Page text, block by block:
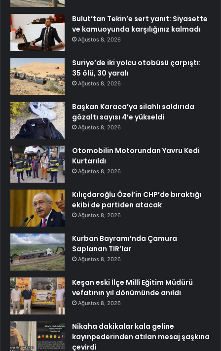
Bulut’tan Tekin’e sert yanıt: Siyasette
ve kamuoyunda karşılığınız kalmadı
Ağustos 8, 2026
Suriye’de iki yolcu otobüsü çarpıştı:
35 ölü, 30 yaralı
Ağustos 8, 2026
Başkan Karaca’ya silahlı saldırıda
gözaltı sayısı 4’e yükseldi
Ağustos 8, 2026
Otomobilin Motorundan Yavru Kedi
Kurtarıldı
Ağustos 8, 2026
Kılıçdaroğlu Özel’in CHP’de bıraktığı
ekibi de partiden atacak
Ağustos 8, 2026
Kurban Bayramı’nda Çamura
Saplanan TIR’lar
Ağustos 8, 2026
Keşan eski İlçe Millî Eğitim Müdürü
vefatının yıl dönümünde anıldı
Ağustos 8, 2026
Nikaha dakikalar kala geline
kayınpederinden atılan mesaj şaşkına
çevirdi